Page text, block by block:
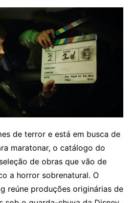
de terror e está em busca de
maratonar, o catálogo do
de obras que vão de
a horror sobrenatural. O
reúne produções originárias de